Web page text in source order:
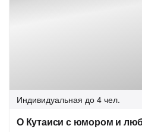
Индивидуальная до 4 чел.
О Кутаиси с юмором и